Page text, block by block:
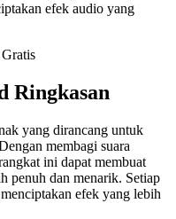
efek audio yang
Ringkasan
yang dirancang untuk
membagi suara
ini dapat membuat
penuh dan menarik. Setiap
efek yang lebih